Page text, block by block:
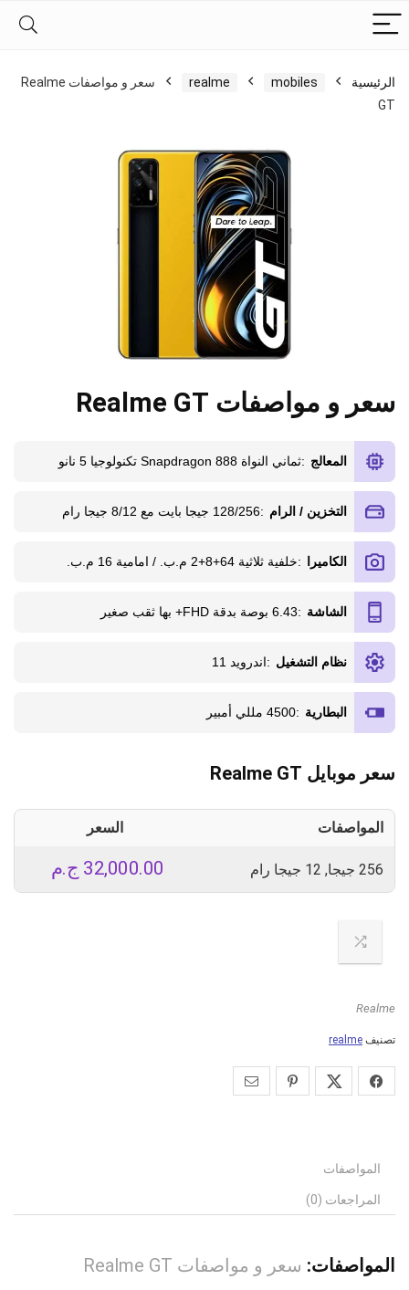
الرئيسية mobiles
realme
سعر و مواصفات Realme
GT
سعر و مواصفات Realme GT
المعالج :ثماني النواة Snapdragon 888 تكنولوجيا 5 نانو
التخزين / الرام :128/256 جيجا بايت مع 8/12 جيجا رام
الكاميرا :خلفية ثلاثية 64+8+2 م.ب. / امامية 16 م.ب.
الشاشة :6.43 بوصة بدقة FHD+ بها ثقب صغير
نظام التشغيل :اندرويد 11
البطارية :4500 مللي أمبير
سعر موبايل Realme GT
المواصفات السعر
256 جيجا, 12 جيجا رام ج.م 32,000.00
Realme
تصنيف realme
المواصفات
المراجعات (0)
المواصفات: سعر و مواصفات Realme GT